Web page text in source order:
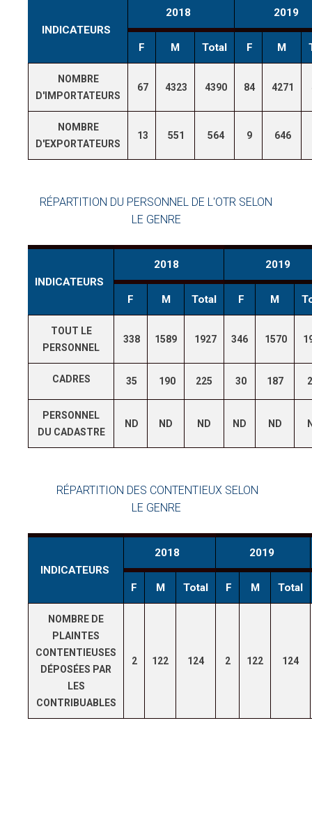
INDICATEURS
2018 2019
F M Total F M
NOMBRE
D'IMPORTATEURS
67 4323 4390 84 4271
NOMBRE
D'EXPORTATEURS
13 551 564 9 646
RÉPARTITION DU PERSONNEL DE L'OTR SELON
LE GENRE
INDICATEURS
2018 2019
F M Total F M
TOUT LE
PERSONNEL
338 1589 1927 346 1570
CADRES 35 190 225 30 187
PERSONNEL
DU CADASTRE
ND ND ND ND ND
RÉPARTITION DES CONTENTIEUX SELON
LE GENRE
INDICATEURS
2018 2019
F M Total F M Total
NOMBRE DE
PLAINTES
CONTENTIEUSES
DÉPOSÉES PAR
LES
CONTRIBUABLES
2 122 124 2 122 124